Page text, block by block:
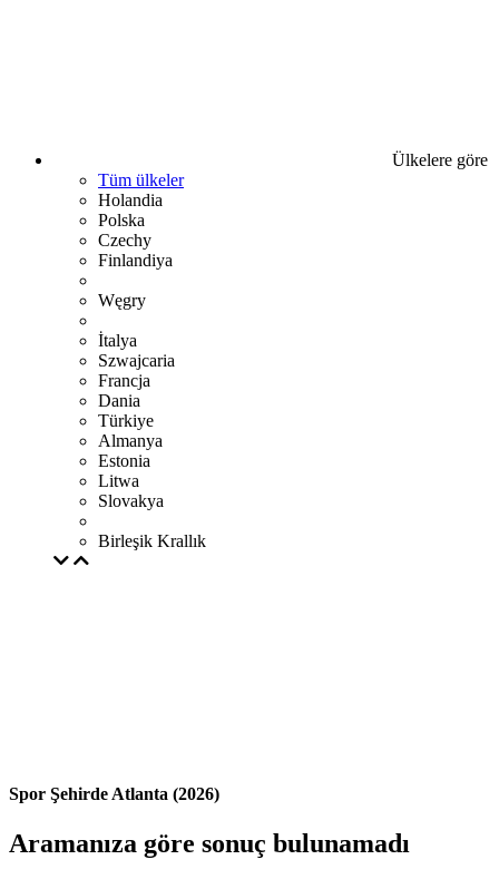
Ülkelere göre
Tüm ülkeler
Holandia
Polska
Czechy
Finlandiya
Węgry
İtalya
Szwajcaria
Francja
Dania
Türkiye
Almanya
Estonia
Litwa
Slovakya
Birleşik Krallık
Spor Şehirde Atlanta (2026)
Aramanıza göre sonuç bulunamadı